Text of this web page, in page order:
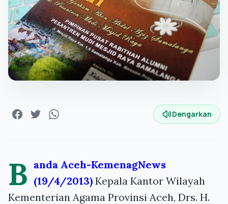
Dengarkan
B anda Aceh-KemenagNews
(19/4/2013) Kepala Kantor Wilayah
Kementerian Agama Provinsi Aceh, Drs. H.